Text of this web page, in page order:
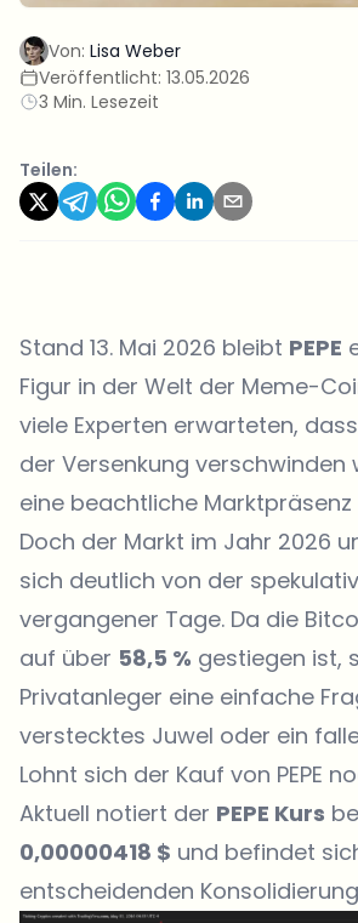
Von: Lisa Weber
Veröffentlicht: 13.05.2026
3 Min. Lesezeit
Teilen:
Stand 13. Mai 2026 bleibt PEPE
Figur in der Welt der Meme-
viele Experten erwarteten, dass
der Versenkung verschwinden
eine beachtliche
Doch der Markt im Jahr 2026
sich deutlich von der
vergangener Tage. Da die
auf über 58,5 % gestiegen ist,
Privatanleger eine einfache
verstecktes Juwel oder ein
Lohnt sich der Kauf von PEPE
Aktuell notiert der PEPE Kurs
0,00000418 $ und befindet
entscheidenden